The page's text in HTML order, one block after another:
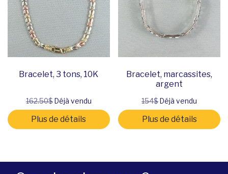
Bracelet, 3 tons, 10K
162.50$Déjà vendu
Plus de détails
Bracelet, marcassites,
argent
154$Déjà vendu
Plus de détails